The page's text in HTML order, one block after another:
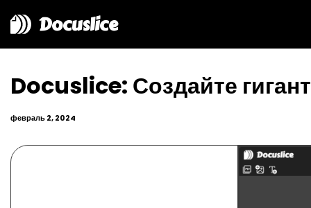
Docuslice
Docuslice: Создайте
февраль 2, 2024